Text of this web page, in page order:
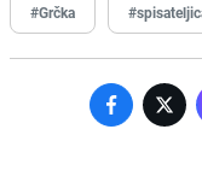
#Grčka